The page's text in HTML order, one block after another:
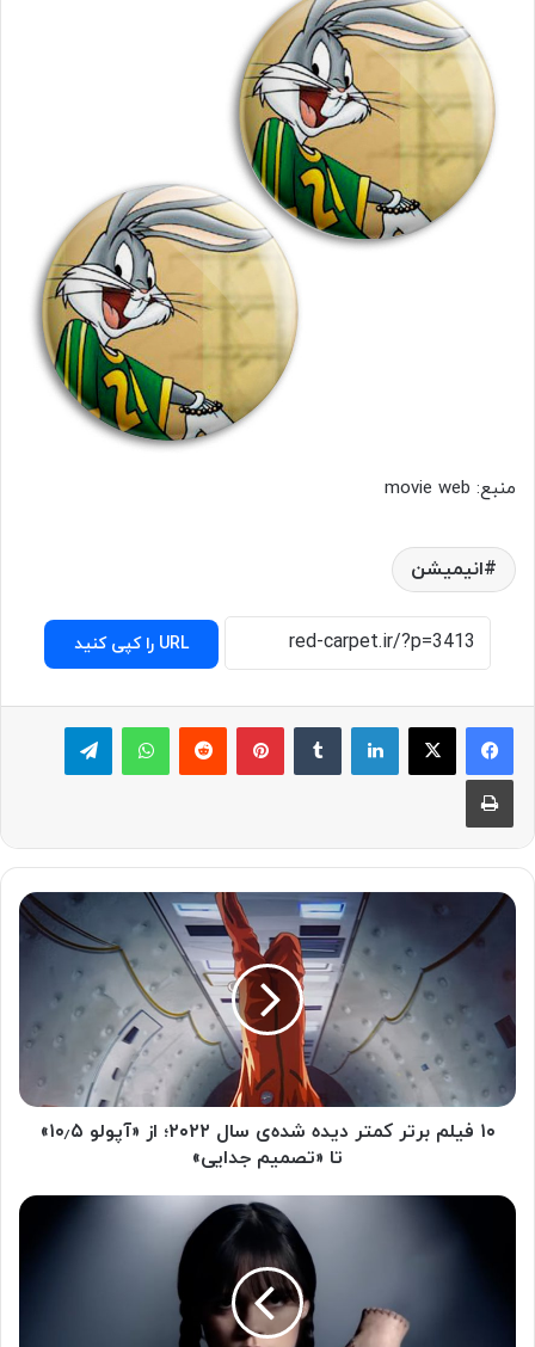
منبع: movie web
انیمیشن
URL را کپی کنید
لینکدین پینترست ‫رددیت واتس آپ
چاپ
۱۰ فیلم برتر کمتر دیده شده‌ی سال ۲۰۲۲؛ از «آپولو ۱۰٫۵»
تا «تصمیم جدایی»